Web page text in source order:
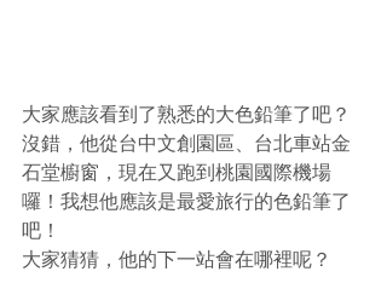
大家應該看到了熟悉的大色鉛筆了吧？
沒錯，他從台中文創園區、台北車站金
石堂櫥窗，現在又跑到桃園國際機場
囉！我想他應該是最愛旅行的色鉛筆了
吧！
大家猜猜，他的下一站會在哪裡呢？